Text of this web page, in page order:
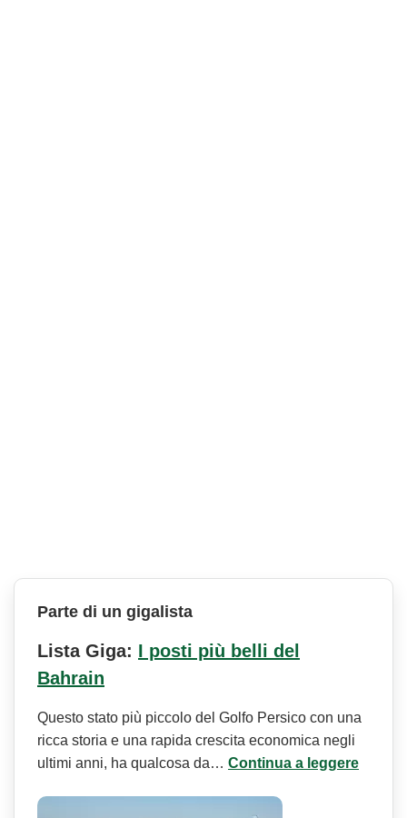
Parte di un gigalista
Lista Giga: I posti più belli del
Bahrain
Questo stato più piccolo del Golfo Persico con una
ricca storia e una rapida crescita economica negli
ultimi anni, ha qualcosa da… Continua a leggere